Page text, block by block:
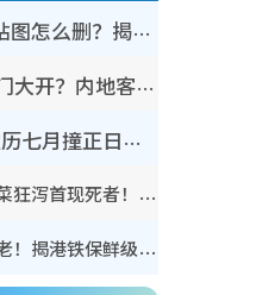
WhatsApp预设贴图怎么删？揭秘1招“反向操作”还原简洁界面 附3步实测教程
香港山边铁闸边门大开？内地客困惑意义何在！网友神回复：这种叫法理性防御
鬼门开2026｜农历七月撞正日全食特别邪？专家警告切忌做一事！揭4大禁忌+2招保平安
夺命寄生虫｜食生菜狂泻首现死者！疫潮恶化录1.8万宗病例 揭洗菜3大谬误
内地客夸港人不识老！揭港铁保鲜级冷气 港人求放过：别投诉